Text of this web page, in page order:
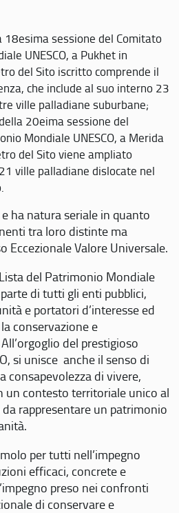
sessione del Comitato
UNESCO, a Pukhet in
del Sito iscritto comprende il
che include al suo interno 23
ville palladiane suburbane;
20eima sessione del
Mondiale UNESCO, a Merida
del Sito viene ampliato
ville palladiane dislocate nel
ha natura seriale in quanto
tra loro distinte ma
Eccezionale Valore Universale.
del Patrimonio Mondiale
di tutti gli enti pubblici,
e portatori d’interesse ed
conservazione e
del prestigioso
si unisce anche il senso di
consapevolezza di vivere,
un contesto territoriale unico al
rappresentare un patrimonio
per tutti nell’impegno
efficaci, concrete e
preso nei confronti
di conservare e